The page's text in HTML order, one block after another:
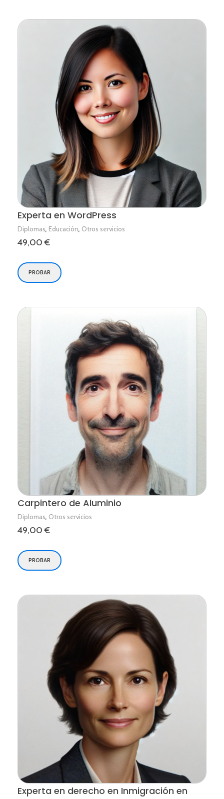
Experta en WordPress
Diplomas, Educación, Otros servicios
49,00€
PROBAR
Carpintero de Aluminio
Diplomas, Otros servicios
49,00€
PROBAR
Experta en derecho en Inmigración en